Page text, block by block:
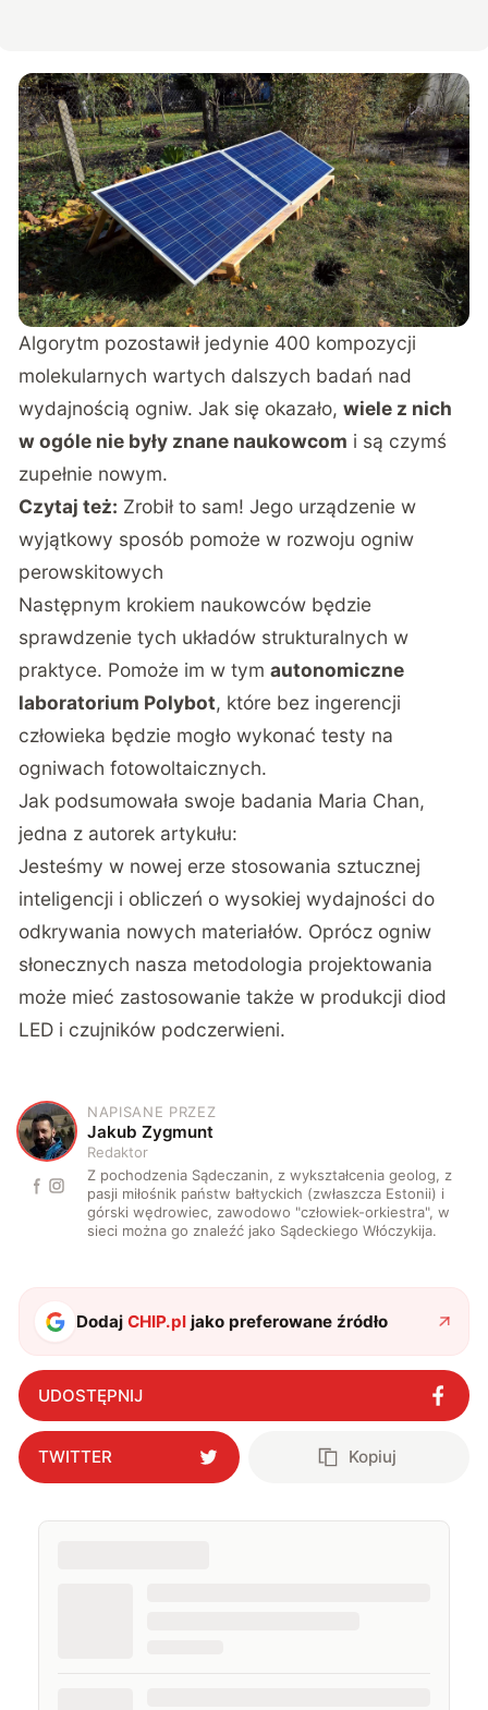
Algorytm pozostawił jedynie 400 kompozycji
molekularnych wartych dalszych badań nad
wydajnością ogniw. Jak się okazało,wiele z nich
w ogóle nie były znane naukowcom i są czymś
zupełnie nowym.
Czytaj też: Zrobił to sam! Jego urządzenie w
wyjątkowy sposób pomoże w rozwoju ogniw
perowskitowych
Następnym krokiem naukowców będzie
sprawdzenie tych układów strukturalnych w
praktyce. Pomoże im w tymautonomiczne
laboratorium Polybot, które bez ingerencji
człowieka będzie mogło wykonać testy na
ogniwach fotowoltaicznych.
Jak podsumowała swoje badania Maria Chan,
jedna z autorek artykułu:
Jesteśmy w nowej erze stosowania sztucznej
inteligencji i obliczeń o wysokiej wydajności do
odkrywania nowych materiałów. Oprócz ogniw
słonecznych nasza metodologia projektowania
może mieć zastosowanie także w produkcji diod
LED i czujników podczerwieni.
J
NAPISANE PRZEZ
Jakub Zygmunt
Redaktor
Z pochodzenia Sądeczanin, z wykształcenia geolog, z
pasji miłośnik państw bałtyckich (zwłaszcza Estonii) i
górski wędrowiec, zawodowo "człowiek-orkiestra", w
sieci można go znaleźć jako Sądeckiego Włóczykija.
DodajCHIP.pl jako preferowane źródło
UDOSTĘPNIJ
TWITTER Kopiuj